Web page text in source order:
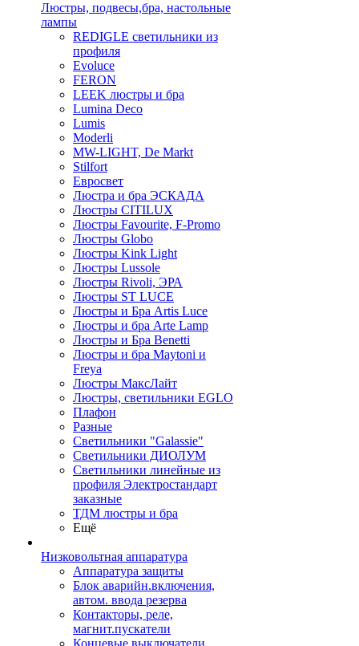
Люстры, подвесы,бра, настольные
лампы
REDIGLE светильники из
профиля
Evoluce
FERON
LEEK люстры и бра
Lumina Deco
Lumis
Moderli
MW-LIGHT, De Markt
Stilfort
Евросвет
Люстра и бра ЭСКАДА
Люстры CITILUX
Люстры Favourite, F-Promo
Люстры Globo
Люстры Kink Light
Люстры Lussole
Люстры Rivoli, ЭРА
Люстры ST LUCE
Люстры и Бра Artis Luce
Люстры и бра Arte Lamp
Люстры и Бра Benetti
Люстры и бра Maytoni и
Freya
Люстры МаксЛайт
Люстры, светильники EGLO
Плафон
Разные
Светильники "Galassie"
Светильники ДИОЛУМ
Светильники линейные из
профиля Электростандарт
заказные
ТДМ люстры и бра
Ещё
Низковольтная аппаратура
Аппаратура защиты
Блок аварийн.включения,
автом. ввода резерва
Контакторы, реле,
магнит.пускатели